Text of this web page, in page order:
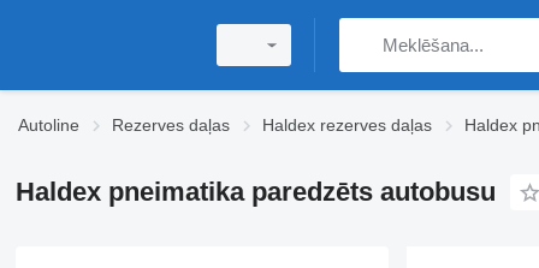
Autoline Rezerves daļas Haldex rezerves daļas Haldex
Haldex pneimatika paredzēts autobusu